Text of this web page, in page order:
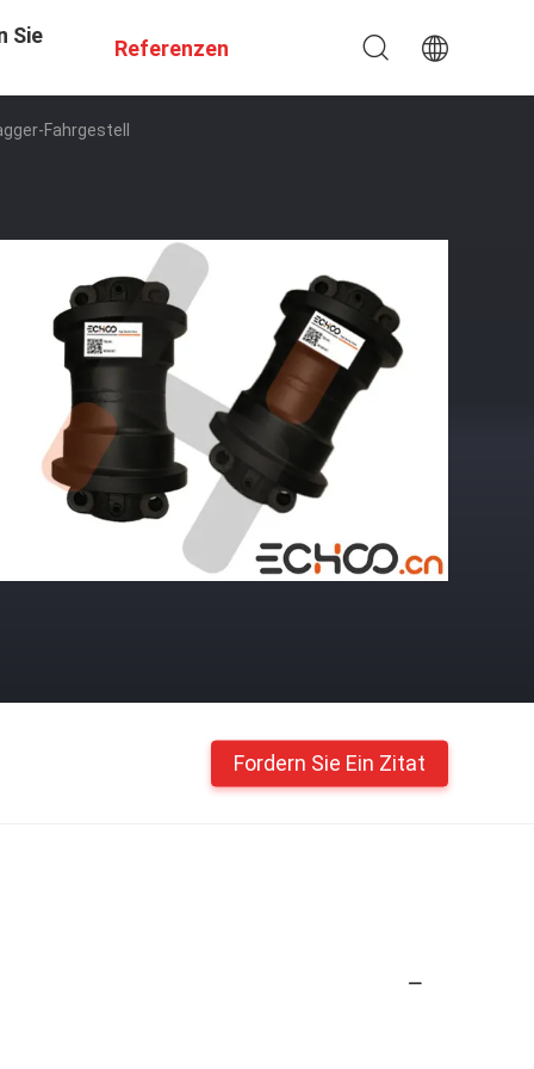
Sie
Referenzen
Fahrgestell
Fordern Sie Ein Zitat